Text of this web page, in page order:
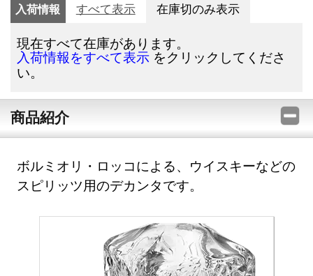
入荷情報 すべて表示 在庫切のみ表示
現在すべて在庫があります。
入荷情報をすべて表示 をクリックしてくださ
い。
商品紹介
ボルミオリ・ロッコによる、ウイスキーなどの
スピリッツ用のデカンタです。